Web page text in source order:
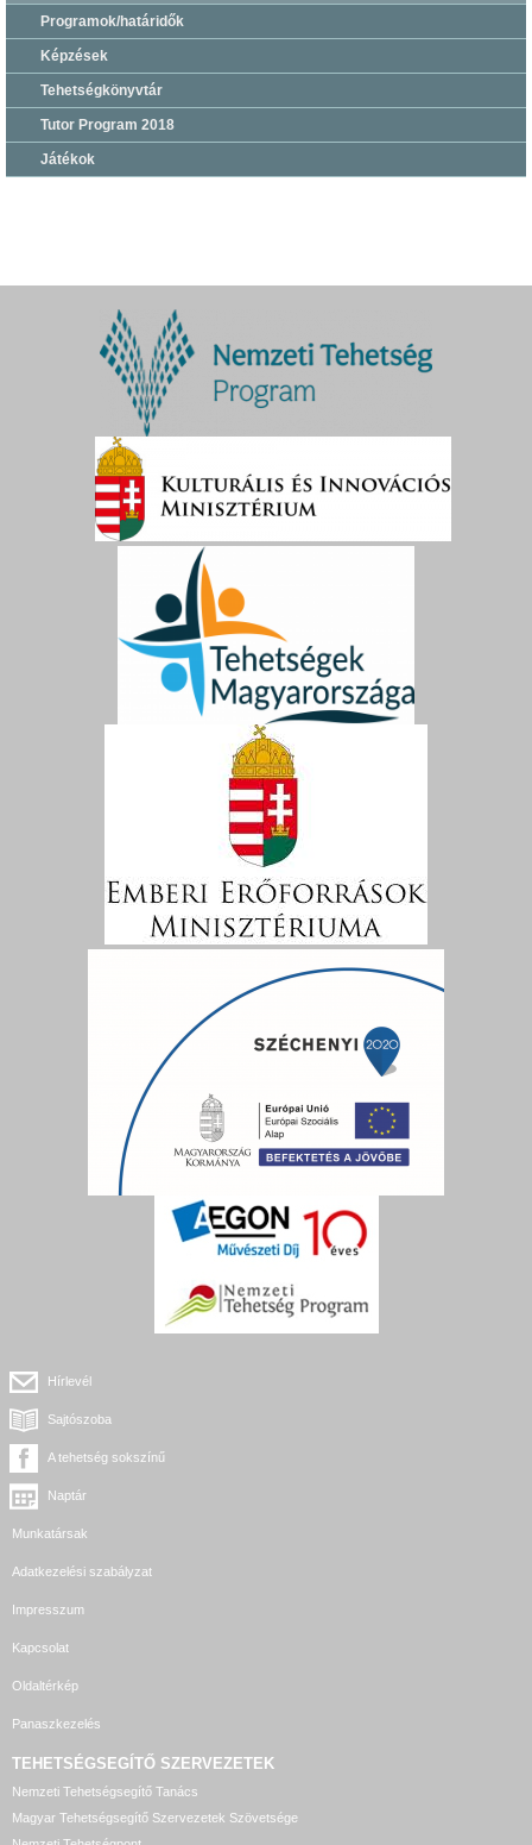
Programok/határidők
Képzések
Tehetségkönyvtár
Tutor Program 2018
Játékok
Hírlevél
Sajtószoba
A tehetség sokszínű
Naptár
Munkatársak
Adatkezelési szabályzat
Impresszum
Kapcsolat
Oldaltérkép
Panaszkezelés
TEHETSÉGSEGÍTŐ SZERVEZETEK
Nemzeti Tehetségsegítő Tanács
Magyar Tehetségsegítő Szervezetek Szövetsége